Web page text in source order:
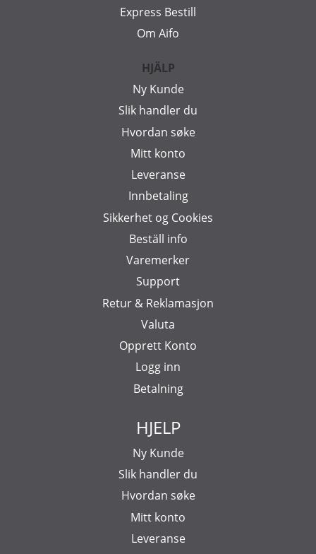
Express Bestill
Om Aifo
HJÄLP
Ny Kunde
Slik handler du
Hvordan søke
Mitt konto
Leveranse
Innbetaling
Sikkerhet og Cookies
Beställ info
Varemerker
Support
Retur & Reklamasjon
Valuta
Opprett Konto
Logg inn
Betalning
HJELP
Ny Kunde
Slik handler du
Hvordan søke
Mitt konto
Leveranse